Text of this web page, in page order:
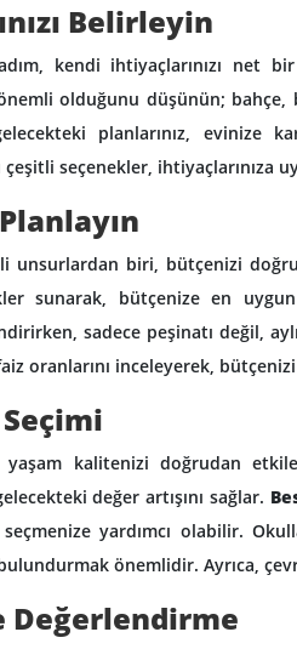
Belirleyin
kendi ihtiyaçlarınızı net
olduğunu düşünün;
planlarınız, evinize
seçenekler, ihtiyaçlarınıza
unsurlardan biri, bütçenizi
sunarak, bütçenize en
sadece peşinatı değil,
oranlarını inceleyerek,
yaşam kalitenizi doğrudan
değer artışını sağlar.
yardımcı olabilir.
önemlidir. Ayrıca,
Değerlendirme